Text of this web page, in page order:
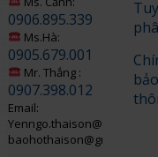
0906.895.339
Ms.Hà:
0905.679.001
Mr. Thắng :
0907.398.012
Email:
Yenngo.thaison@gmail.com
baohothaison@gmail.com